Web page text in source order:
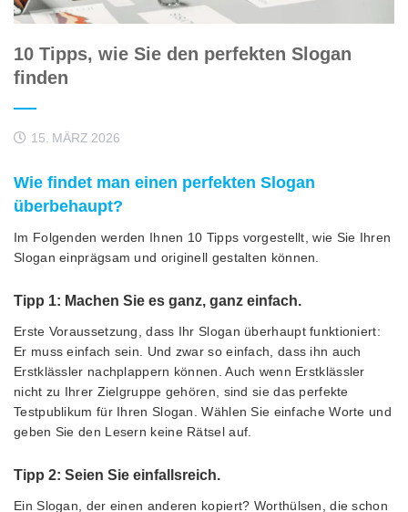
10 Tipps, wie Sie den perfekten Slogan
finden
15. MÄRZ 2026
Wie findet man einen perfekten Slogan
überbehaupt?
Im Folgenden werden Ihnen 10 Tipps vorgestellt, wie Sie Ihren
Slogan einprägsam und originell gestalten können.
Tipp 1: Machen Sie es ganz, ganz einfach.
Erste Voraussetzung, dass Ihr Slogan überhaupt funktioniert:
Er muss einfach sein. Und zwar so einfach, dass ihn auch
Erstklässler nachplappern können. Auch wenn Erstklässler
nicht zu Ihrer Zielgruppe gehören, sind sie das perfekte
Testpublikum für Ihren Slogan. Wählen Sie einfache Worte und
geben Sie den Lesern keine Rätsel auf.
Tipp 2: Seien Sie einfallsreich.
Ein Slogan, der einen anderen kopiert? Worthülsen, die schon